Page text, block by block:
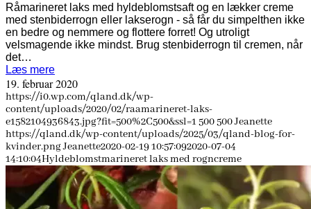
Råmarineret laks med hyldeblomstsaft og en lækker creme
med stenbiderrogn eller lakserogn - så får du simpelthen ikke
en bedre og nemmere og flottere forret! Og utroligt
velsmagende ikke mindst. Brug stenbiderrogn til cremen, når
det…
Læs mere
19. februar 2020
https://i0.wp.com/qland.dk/wp-
content/uploads/2020/02/raamarineret-laks-
e1582104936843.jpg?fit=500%2C500&ssl=1 500500Jeanette
https://qland.dk/wp-content/uploads/2025/03/qland-blog-for-
kvinder.pngJeanette2020-02-19 10:57:092020-07-04
14:10:04Hyldeblomstmarineret laks med rogncreme